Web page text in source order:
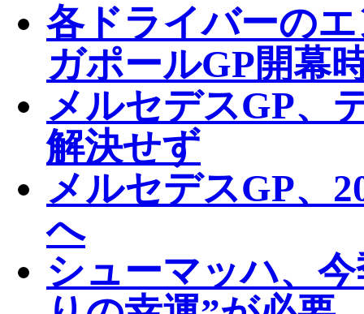
各ドライバーの
ガポールGP開幕
メルセデスGP、
解決せず
メルセデスGP、
へ
シューマッハ、